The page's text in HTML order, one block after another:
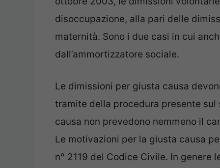
disoccupazione, alla pari delle
maternità. Sono i due casi in cui
dall’ammortizzatore sociale.
Le dimissioni per giusta causa
tramite della procedura presente
causa non prevedono nemmeno il
Le motivazioni per la giusta causa
n° 2119 del Codice Civile. In genere